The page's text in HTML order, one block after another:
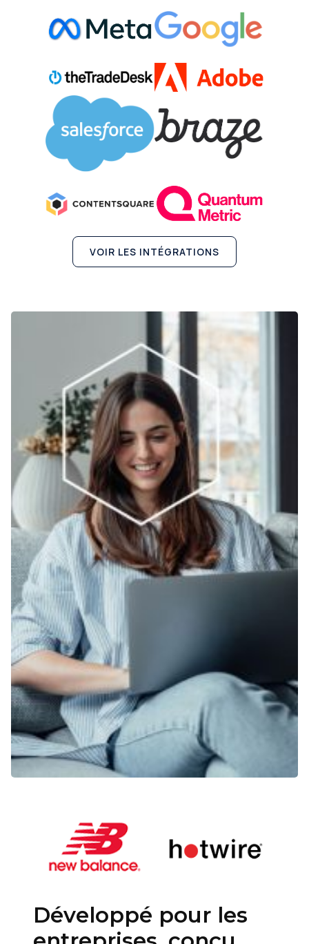
VOIR LES INTÉGRATIONS
Développé pour les